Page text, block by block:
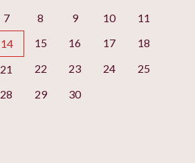
7 8 9 10
11
14 15 16 17
18
21 22 23 24
25
28 29 30